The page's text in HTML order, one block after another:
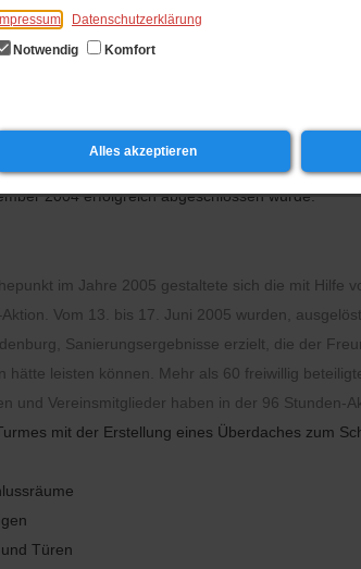
Datenschutzerklärung
Notwendig
Komfort
Alles akzeptieren
gehörte auch die konzeptionelle und
wurde in Verbindung mit den Eigenmitteln
der Sanierung des Objektes mit dem
zu schaffen.
hat sie sich
Maßnahme war ein dringendes Erfordernis,
2004 erfolgreich abgeschlossen wurde.
im Jahre 2005 gestaltete sich die mit Hilfe
Vom 13. bis 17. Juni 2005 wurden,
Sanierungsergebnisse erzielt, die der
hätte leisten können. Mehr als 60 freiwillig
und Vereinsmitglieder haben in der 96 Stunden-
mit der Erstellung eines Überdaches zum
Türen